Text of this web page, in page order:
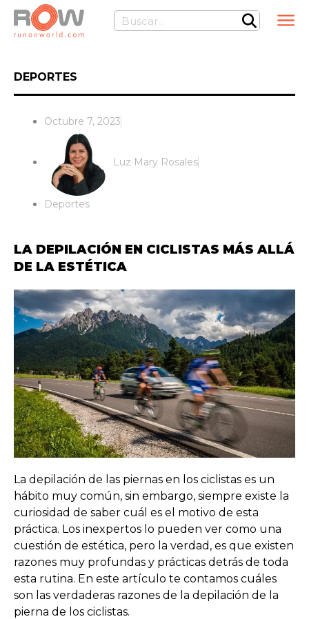
contenido
Buscar
DEPORTES
Octubre 7, 2023
Luz Mary Rosales
Deportes
LA DEPILACIÓN EN CICLISTAS MÁS ALLÁ
DE LA ESTÉTICA
La depilación de las piernas en los ciclistas es un
hábito muy común, sin embargo, siempre existe la
curiosidad de saber cuál es el motivo de esta
práctica. Los inexpertos lo pueden ver como una
cuestión de estética, pero la verdad, es que existen
razones muy profundas y prácticas detrás de toda
esta rutina. En este artículo te contamos cuáles
son las verdaderas razones de la depilación de la
pierna de los ciclistas.